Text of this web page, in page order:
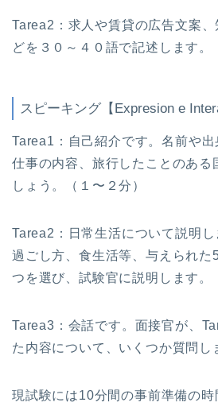
Tarea2：求人や賃貸の広告文案
どを３０～４０語で記述します。
スピーキング【Expresion e
Tarea1：自己紹介です。名前や出
仕事の内容、旅行したことのある
しょう。（１〜２分）
Tarea2：日常生活について説明
過ごし方、食生活等、与えられた
つを選び、試験官に説明します。
Tarea3：会話です。面接官が、
た内容について、いくつか質問し
現試験には10分間の事前準備の時